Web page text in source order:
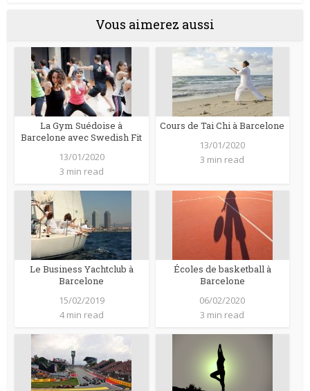
Vous aimerez aussi
La Gym Suédoise à
Barcelone avec Swedish Fit
13/01/2020
3 min read
Cours de Tai Chi à Barcelone
13/01/2020
3 min read
Le Business Yachtclub à
Barcelone
15/02/2019
4 min read
Écoles de basketball à
Barcelone
06/02/2020
3 min read